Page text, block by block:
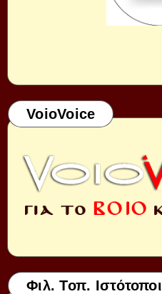
VoioVoice
Φιλ. Τοπ. Ιστότοποι